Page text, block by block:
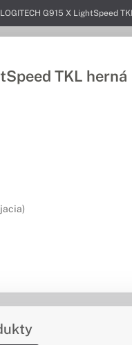
LOGITECH G915 X LightSpeed
TKL